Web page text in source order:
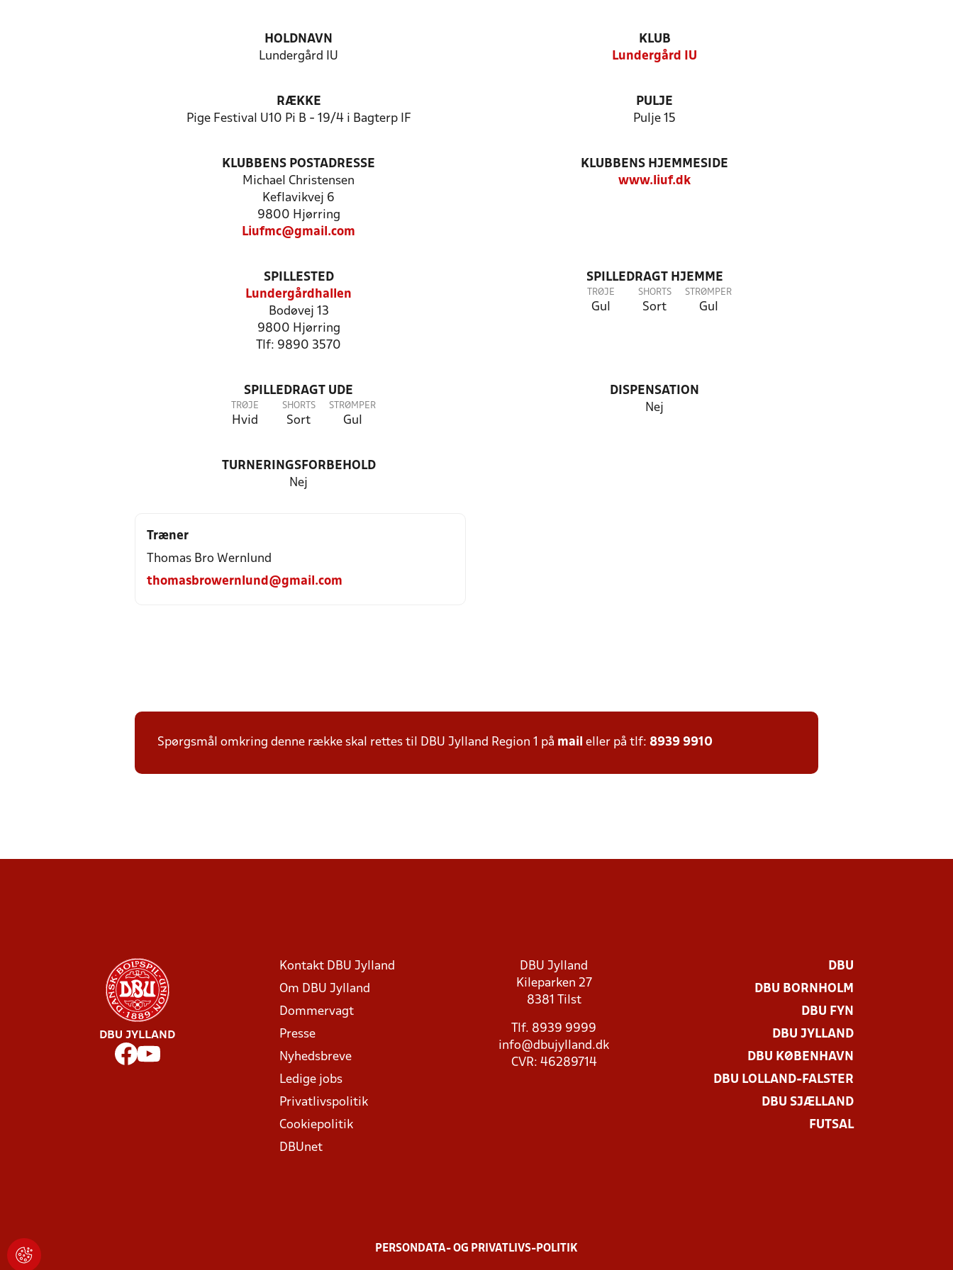
HOLDNAVN
Lundergård IU
KLUB
Lundergård IU
RÆKKE
Pige Festival U10 Pi B - 19/4 i Bagterp IF
PULJE
Pulje 15
KLUBBENS POSTADRESSE
Michael Christensen
Keflavikvej 6
9800 Hjørring
Liufmc@gmail.com
KLUBBENS HJEMMESIDE
www.liuf.dk
SPILLESTED
Lundergårdhallen
Bodøvej 13
9800 Hjørring
Tlf: 9890 3570
SPILLEDRAGT HJEMME
TRØJE
Gul
SHORTS
Sort
STRØMPER
Gul
SPILLEDRAGT UDE
TRØJE
Hvid
SHORTS
Sort
STRØMPER
Gul
DISPENSATION
Nej
TURNERINGSFORBEHOLD
Nej
Træner
Thomas Bro Wernlund
thomasbrowernlund@gmail.com
Spørgsmål omkring denne række skal rettes til DBU Jylland Region 1 på mail eller på tlf: 8939 9910
DBU JYLLAND
Kontakt DBU Jylland
Om DBU Jylland
Dommervagt
Presse
Nyhedsbreve
Ledige jobs
Privatlivspolitik
Cookiepolitik
DBUnet
DBU Jylland
Kileparken 27
8381 Tilst
Tlf. 8939 9999
info@dbujylland.dk
CVR: 46289714
DBU
DBU BORNHOLM
DBU FYN
DBU JYLLAND
DBU KØBENHAVN
DBU LOLLAND-FALSTER
DBU SJÆLLAND
FUTSAL
PERSONDATA- OG PRIVATLIVS-POLITIK